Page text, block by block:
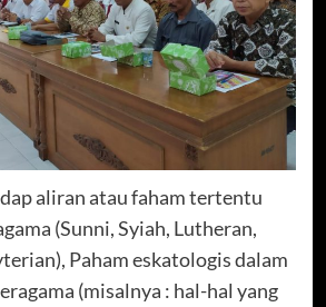
aliran atau faham tertentu
(Sunni, Syiah, Lutheran,
Paham eskatologis dalam
(misalnya : hal-hal yang